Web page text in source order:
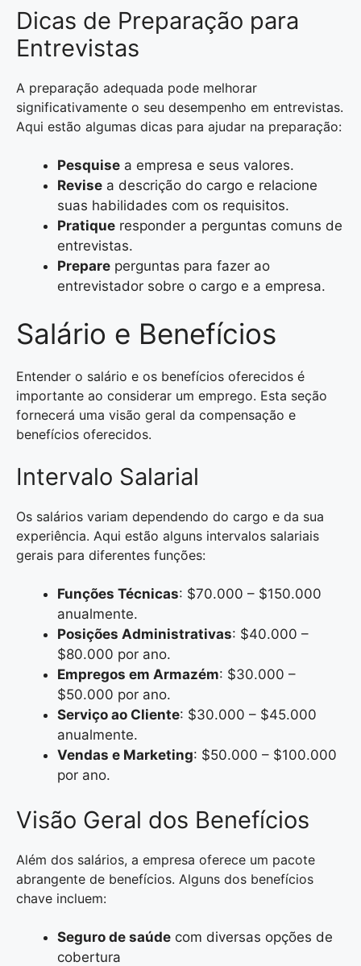
Dicas de Preparação para
Entrevistas
A preparação adequada pode melhorar
significativamente o seu desempenho em entrevistas.
Aqui estão algumas dicas para ajudar na preparação:
Pesquise a empresa e seus valores.
Revise a descrição do cargo e relacione
suas habilidades com os requisitos.
Pratique responder a perguntas comuns de
entrevistas.
Prepare perguntas para fazer ao
entrevistador sobre o cargo e a empresa.
Salário e Benefícios
Entender o salário e os benefícios oferecidos é
importante ao considerar um emprego. Esta seção
fornecerá uma visão geral da compensação e
benefícios oferecidos.
Intervalo Salarial
Os salários variam dependendo do cargo e da sua
experiência. Aqui estão alguns intervalos salariais
gerais para diferentes funções:
Funções Técnicas: $70.000 – $150.000
anualmente.
Posições Administrativas: $40.000 –
$80.000 por ano.
Empregos em Armazém: $30.000 –
$50.000 por ano.
Serviço ao Cliente: $30.000 – $45.000
anualmente.
Vendas e Marketing: $50.000 – $100.000
por ano.
Visão Geral dos Benefícios
Além dos salários, a empresa oferece um pacote
abrangente de benefícios. Alguns dos benefícios
chave incluem:
Seguro de saúde com diversas opções de
cobertura